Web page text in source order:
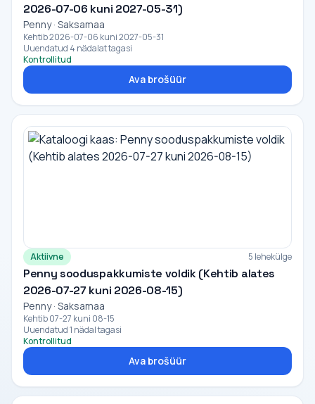
2026-07-06 kuni 2027-05-31)
Penny · Saksamaa
Kehtib 2026-07-06 kuni 2027-05-31
Uuendatud 4 nädalat tagasi
Kontrollitud
Ava brošüür
Aktiivne 5 lehekülge
Penny sooduspakkumiste voldik (Kehtib alates
2026-07-27 kuni 2026-08-15)
Penny · Saksamaa
Kehtib 07-27 kuni 08-15
Uuendatud 1 nädal tagasi
Kontrollitud
Ava brošüür